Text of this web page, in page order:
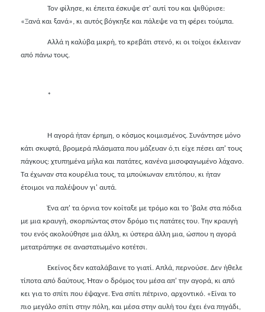
Τον φίλησε, κι έπειτα έσκυψε στ' αυτί του και ψιθύρισε:
«Ξανά και ξανά», κι αυτός βόγκηξε και πάλεψε να τη φέρει τούμπα.
Αλλά η καλύβα μικρή, το κρεβάτι στενό, κι οι τοίχοι έκλειναν
από πάνω τους.
*
Η αγορά ήταν έρημη, ο κόσμος κοιμισμένος. Συνάντησε μόνο
κάτι σκυφτά, βρομερά πλάσματα που μάζευαν ό,τι είχε πέσει απ' τους
πάγκους: χτυπημένα μήλα και πατάτες, κανένα μισοφαγωμένο λάχανο.
Τα έχωναν στα κουρέλια τους, τα μπούκωναν επιτόπου, κι ήταν
έτοιμοι να παλέψουν γι' αυτά.
Ένα απ' τα όρνια τον κοίταξε με τρόμο και το 'βαλε στα πόδια
με μια κραυγή, σκορπώντας στον δρόμο τις πατάτες του. Την κραυγή
του ενός ακολούθησε μια άλλη, κι ύστερα άλλη μια, ώσπου η αγορά
μετατράπηκε σε αναστατωμένο κοτέτσι.
Εκείνος δεν καταλάβαινε το γιατί. Απλά, περνούσε. Δεν ήθελε
τίποτα από δαύτους. Ήταν ο δρόμος του μέσα απ' την αγορά, κι από
κει για το σπίτι που έψαχνε. Ένα σπίτι πέτρινο, αρχοντικό. «Είναι το
πιο μεγάλο σπίτι στην πόλη, και μέσα στην αυλή του έχει ένα πηγάδι,